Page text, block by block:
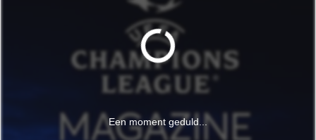
Een moment geduld...